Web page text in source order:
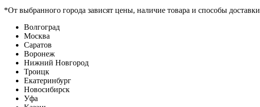
*От выбранного города зависят цены, наличие товара и способы доставки
Волгоград
Москва
Саратов
Воронеж
Нижний Новгород
Троицк
Екатеринбург
Новосибирск
Уфа